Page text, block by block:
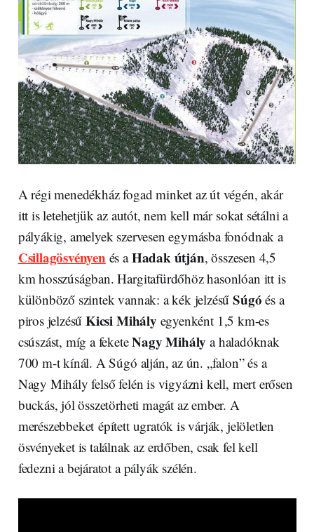
A régi menedékház fogad minket az út végén, akár
itt is letehetjük az autót, nem kell már sokat sétálni a
pályákig, amelyek szervesen egymásba fonódnak a
Csillagösvényen és aHadak útján, összesen 4,5
km hosszúságban. Hargitafürdőhöz hasonlóan itt is
különböző szintek vannak: a kék jelzésűSúgó és a
piros jelzésűKicsi Mihály egyenként 1,5 km-es
csúszást, míg a feketeNagy Mihály a haladóknak
700 m-t kínál. A Súgó alján, az ún. „falon” és a
Nagy Mihály felső felén is vigyázni kell, mert erősen
buckás, jól összetörheti magát az ember. A
merészebbeket épített ugratók is várják, jelöletlen
ösvényeket is találnak az erdőben, csak fel kell
fedezni a bejáratot a pályák szélén.